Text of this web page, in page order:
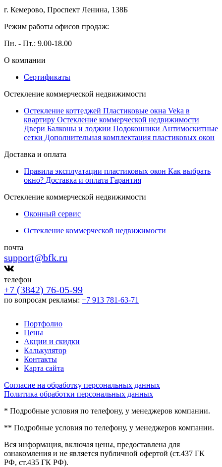
г. Кемерово, Проспект Ленина, 138Б
Режим работы офисов продаж:
Пн. - Пт.: 9.00-18.00
О компании
Сертификаты
Остекление коммерческой недвижимости
Остекление коттеджей Пластиковые окна Veka в
квартиру Остекление коммерческой недвижимости
Двери Балконы и лоджии Подоконники Антимоскитные
сетки Дополнительная комплектация пластиковых окон
Доставка и оплата
Правила эксплуатации пластиковых окон Как выбрать
окно? Доставка и оплата Гарантия
Остекление коммерческой недвижимости
Оконный сервис
Остекление коммерческой недвижимости
почта
support@bfk.ru
телефон
+7 (3842) 76-05-99
по вопросам рекламы: +7 913 781-63-71
Портфолио
Цены
Акции и скидки
Калькулятор
Контакты
Карта сайта
Согласие на обработку персональных данных
Политика обработки персональных данных
* Подробные условия по телефону, у менеджеров компании.
** Подробные условия по телефону, у менеджеров компании.
Вся информация, включая цены, предоставлена для
ознакомления и не является публичной офертой (ст.437 ГК
РФ, ст.435 ГК РФ).